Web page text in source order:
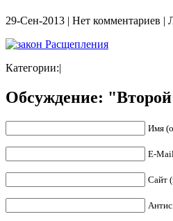
29-Сен-2013 | Нет комментариев |
Категории:|
Обсуждение:
Имя
E-
Сайт